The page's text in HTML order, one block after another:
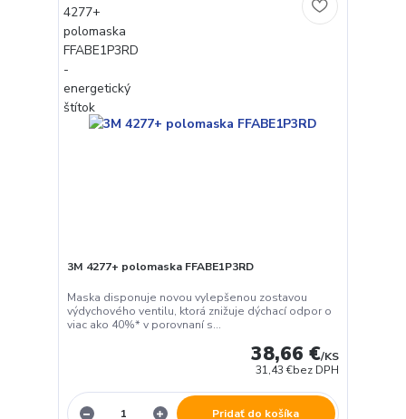
3M 4277+ polomaska FFABE1P3RD
Maska disponuje novou vylepšenou zostavou
výdychového ventilu, ktorá znižuje dýchací odpor o
viac ako 40%* v porovnaní s...
38,66 €/KS
31,43 €bez DPH
Pridať do košíka